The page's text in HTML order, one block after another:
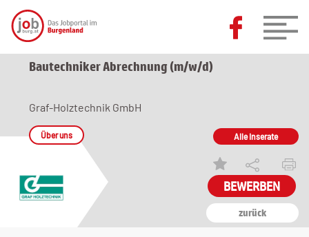
Bautechniker Abrechnung (m/w/d)
zurück
Graf-Holztechnik GmbH
Über uns Alle Inserate